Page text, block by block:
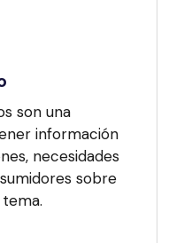
son una
información
necesidades
sobre